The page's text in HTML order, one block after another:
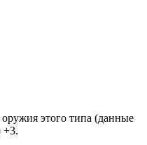
этого типа (данные
+3.